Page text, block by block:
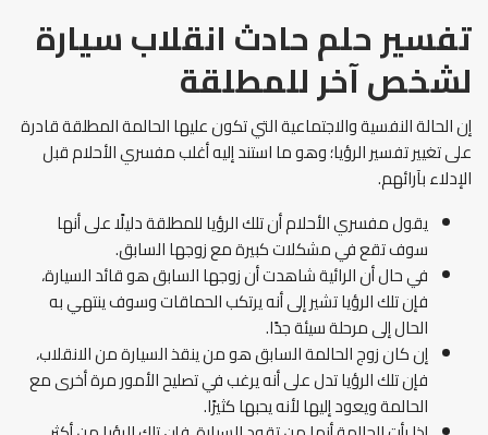
تفسير حلم حادث انقلاب سيارة
لشخص آخر للمطلقة
إن الحالة النفسية والاجتماعية التي تكون عليها الحالمة المطلقة قادرة
على تغيير تفسير الرؤيا؛ وهو ما استند إليه أغلب مفسري الأحلام قبل
الإدلاء بآرائهم.
يقول مفسري الأحلام أن تلك الرؤيا للمطلقة دليلًا على أنها
سوف تقع في مشكلات كبيرة مع زوجها السابق.
في حال أن الرائية شاهدت أن زوجها السابق هو قائد السيارة،
فإن تلك الرؤيا تشير إلى أنه يرتكب الحماقات وسوف ينتهي به
الحال إلى مرحلة سيئة جدًا.
إن كان زوج الحالمة السابق هو من ينقذ السيارة من الانقلاب،
فإن تلك الرؤيا تدل على أنه يرغب في تصليح الأمور مرة أخرى مع
الحالمة ويعود إليها لأنه يحبها كثيرًا.